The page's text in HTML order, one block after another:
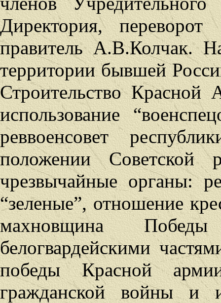
Директория,
правитель А.В.Колчак.
территории бывшей
Строительство Красной
использование
реввоенсовет
положении Советской
чрезвычайные органы:
“зеленые”, отношение
махновщина
белогвардейскими
победы Красной
гражданской войны и